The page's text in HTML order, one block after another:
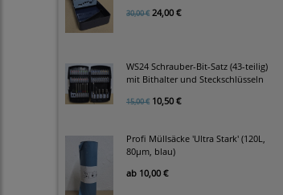
30,00 € 24,00 €
WS24 Schrauber-Bit-Satz (43-teilig)
mit Bithalter und Steckschlüsseln
15,00 € 10,50 €
Profi Müllsäcke 'Ultra Stark' (120L,
80µm, blau)
ab 10,00 €